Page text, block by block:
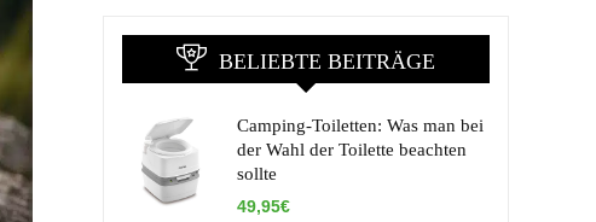
BELIEBTE BEITRÄGE
Camping-Toiletten: Was man bei
der Wahl der Toilette beachten
sollte
49,95€